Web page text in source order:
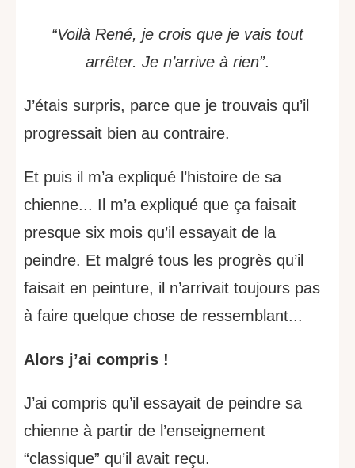
“Voilà René, je crois que je vais tout
arrêter. Je n’arrive à rien”.
J’étais surpris, parce que je trouvais qu’il
progressait bien au contraire.
Et puis il m’a expliqué l’histoire de sa
chienne... Il m’a expliqué que ça faisait
presque six mois qu’il essayait de la
peindre. Et malgré tous les progrès qu’il
faisait en peinture, il n’arrivait toujours pas
à faire quelque chose de ressemblant...
Alors j’ai compris !
J’ai compris qu’il essayait de peindre sa
chienne à partir de l’enseignement
“classique” qu’il avait reçu.